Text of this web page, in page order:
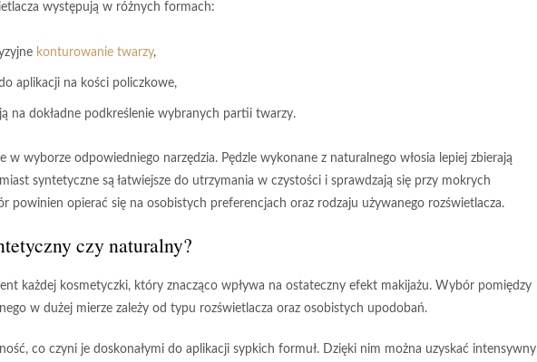
występują w różnych formach:
konturowanie twarzy,
aplikacji na kości policzkowe,
na dokładne podkreślenie wybranych partii twarzy.
w wyborze odpowiedniego narzędzia. Pędzle wykonane z naturalnego włosia lepiej zbierają
syntetyczne są łatwiejsze do utrzymania w czystości i sprawdzają się przy mokrych
powinien opierać się na osobistych preferencjach oraz rodzaju używanego rozświetlacza.
czy naturalny?
każdej kosmetyczki, który znacząco wpływa na ostateczny efekt makijażu. Wybór pomiędzy
w dużej mierze zależy od typu rozświetlacza oraz osobistych upodobań.
co czyni je doskonałymi do aplikacji sypkich formuł. Dzięki nim można uzyskać intensywny